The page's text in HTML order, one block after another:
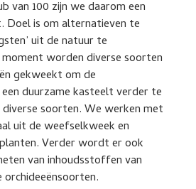
van 100 zijn we daarom een
Doel is om alternatieven te
uit de natuur te
worden diverse soorten
gekweekt om de
duurzame kasteelt verder te
soorten. We werken met
uit de weefselkweek en
Verder wordt er ook
van inhoudsstoffen van
orchideeënsoorten.